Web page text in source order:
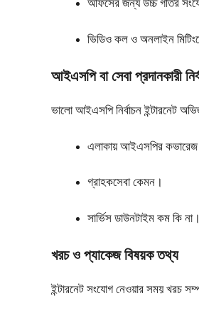
অফিসের জন্য উচ্চ গতির
ভিডিও কল ও অনলাইন
আইএসপি বা সেবা প্রদানকারী
ভালো আইএসপি নির্বাচন ইন্টারনেট
এলাকায় আইএসপির
গ্রাহকসেবা কেমন।
সার্ভিস ডাউনটাইম কম কি না।
খরচ ও প্যাকেজ বিষয়ক তথ্য
ইন্টারনেট সংযোগ নেওয়ার সময় খরচ